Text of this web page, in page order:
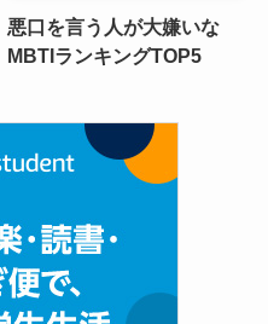
悪口を言う人が大嫌いな
MBTIランキングTOP5